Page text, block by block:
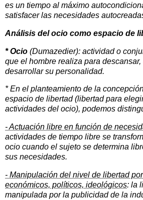
es un tiempo al máximo
satisfacer las necesidades
Análisis del ocio como espacio de
* Ocio (Dumazedier): actividad o
que el hombre realiza para
desarrollar su personalidad.
* En el planteamiento de la
espacio de libertad (libertad para
actividades del ocio), podemos
- Actuación libre en función de
actividades de tiempo libre se
ocio cuando el sujeto se determina
sus necesidades.
- Manipulación del nivel de libertad
económicos, políticos, ideológicos: la
manipulada por la publicidad de la